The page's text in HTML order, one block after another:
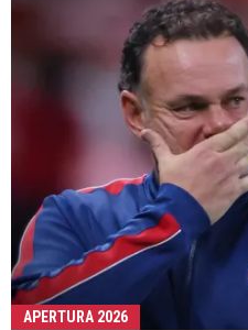
APERTURA 2026